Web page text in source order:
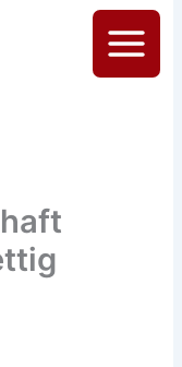
Main